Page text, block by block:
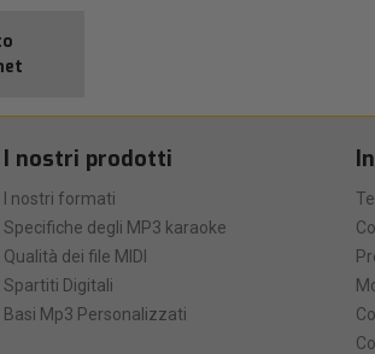
I nostri prodotti
I nostri formati
Specifiche degli MP3 karaoke
Qualità dei file MIDI
Spartiti Digitali
Basi Mp3 Personalizzati